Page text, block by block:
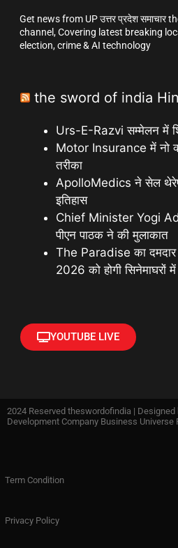
Get news from UP उत्तर प्रदेश
channel, Covering latest breaking
election, crime & AI technology
the sword of india
Urs-E-Razvi सम्मेलन में
Motor Insurance में नो
तरीका
ApolloMedics ने सेल
इतिहास
Chief Minister Yogi
पीएन पाठक ने की मुलाकात
The Paradise का दमदार
2026 को होगी सिनेमाघरों में
YOUTUBE LIVE
2024 Reserved theswordofindia | Designed
Development Company Business Universe
Term Condition
Privacy Policy